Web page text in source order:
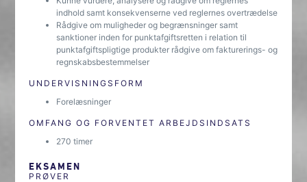
indhold samt konsekvenserne ved reglernes overtrædelse
Rådgive om muligheder og begrænsninger samt
sanktioner inden for punktafgiftsretten i relation til
punktafgiftspligtige produkter rådgive om fakturerings- og
regnskabsbestemmelser
UNDERVISNINGSFORM
Forelæsninger
OMFANG OG FORVENTET ARBEJDSINDSATS
270 timer
EKSAMEN
PRØVER